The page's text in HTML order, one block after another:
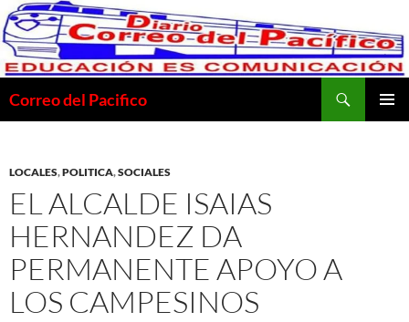
Saltar
al
contenido
Correo del Pacifico
LOCALES,POLITICA,SOCIALES
EL ALCALDE ISAIAS
HERNANDEZ DA
PERMANENTE APOYO A
LOS CAMPESINOS